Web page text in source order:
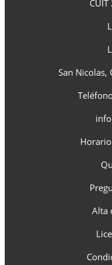
San Nicolas,
Alta